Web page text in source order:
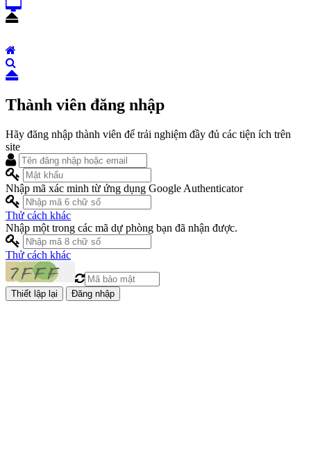
Thành viên đăng nhập
Hãy đăng nhập thành viên để trải nghiệm đầy đủ các tiện ích trên
site
Nhập mã xác minh từ ứng dụng Google Authenticator
Thử cách khác
Nhập một trong các mã dự phòng bạn đã nhận được.
Thử cách khác
Đăng nhập